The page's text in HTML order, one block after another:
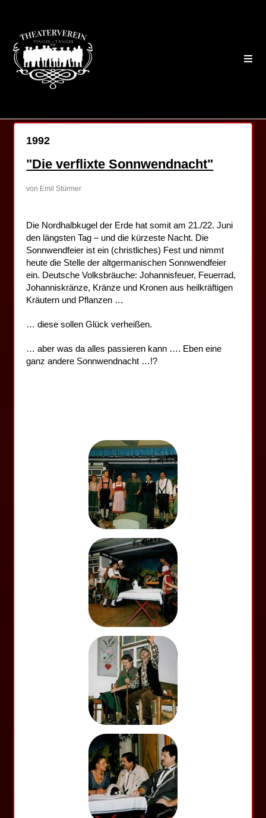
1992
"Die verflixte Sonnwendnacht"
von Emil Stürmer
Die Nordhalbkugel der Erde hat somit am 21./22. Juni
den längsten Tag – und die kürzeste Nacht. Die
Sonnwendfeier ist ein (christliches) Fest und nimmt
heute die Stelle der altgermanischen Sonnwendfeier
ein. Deutsche Volksbräuche: Johannisfeuer, Feuerrad,
Johanniskränze, Kränze und Kronen aus heilkräftigen
Kräutern und Pflanzen …
… diese sollen Glück verheißen.
… aber was da alles passieren kann …. Eben eine
ganz andere Sonnwendnacht …!?